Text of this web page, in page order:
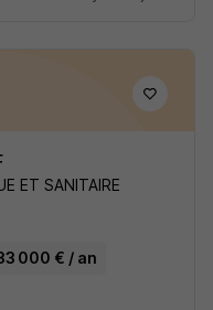
ET SANITAIRE
000 € / an